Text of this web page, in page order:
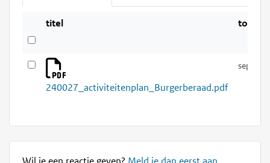
titel
240027_activiteitenplan_Burgerberaad.pdf
sep